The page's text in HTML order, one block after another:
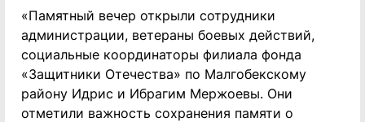
«Памятный вечер открыли сотрудники
администрации, ветераны боевых действий,
социальные координаторы филиала фонда
«Защитники Отечества» по Малгобекскому
району Идрис и Ибрагим Мержоевы. Они
отметили важность сохранения памяти о